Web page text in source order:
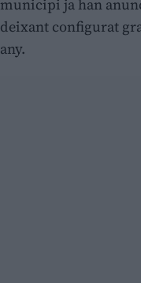
municipi ja han
deixant configurat
any.